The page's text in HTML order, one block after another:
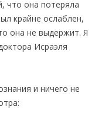
что она потеряла
крайне ослаблен,
она не выдержит. Я
Исраэля
и ничего не